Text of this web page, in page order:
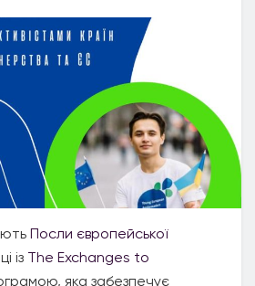
Посли європейської
із The Exchanges to
яка забезпечує